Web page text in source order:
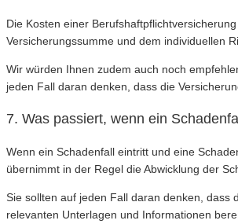
Die Kosten einer
Versicherungssumme und dem individuellen
Wir würden Ihnen zudem auch noch
jeden Fall daran denken, dass die
7. Was passiert, wenn ein
Wenn ein Schadenfall eintritt und eine
übernimmt in der Regel die Abwicklung der
Sie sollten auf jeden Fall daran denken, dass
relevanten Unterlagen und Informationen